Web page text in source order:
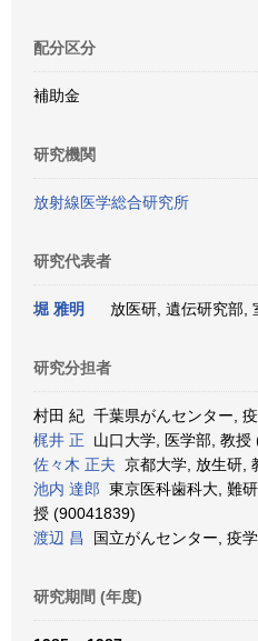
配分区分
補助金
研究機関
放射線医学総合研究所
研究代表者
堀 雅明 放医研, 遺伝研究部,
研究分担者
村田 紀 千葉県がんセンター,
梶井 正 山口大学, 医学部, 教授
佐々木 正夫 京都大学, 放生研,
池内 達郎 東京医科歯科大, 難
授 (90041839)
渡辺 昌
国立がんセンター, 疫
研究期間 (年度)